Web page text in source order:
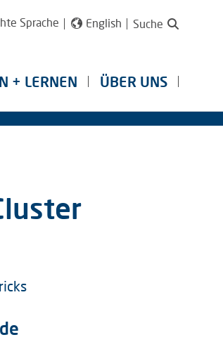
Sprache English Suche
+ LERNEN ÜBER UNS